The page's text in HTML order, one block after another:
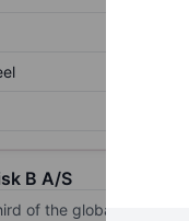
B A/S
of the global